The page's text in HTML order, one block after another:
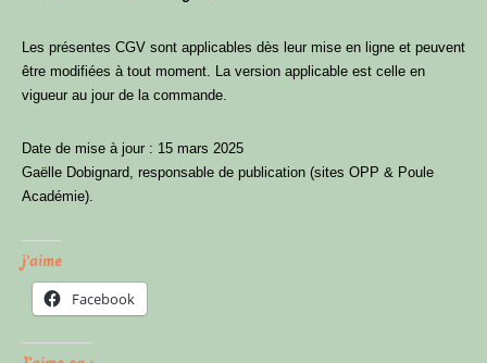
Les présentes CGV sont applicables dès leur mise en ligne et peuvent
être modifiées à tout moment. La version applicable est celle en
vigueur au jour de la commande.
Date de mise à jour : 15 mars 2025
Gaëlle Dobignard, responsable de publication (sites OPP & Poule
Académie).
j'aime
Facebook